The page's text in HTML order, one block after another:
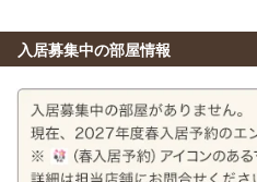
入居募集中の部屋情報